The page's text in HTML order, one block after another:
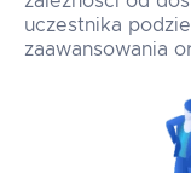
uczestnika
zaawansowania